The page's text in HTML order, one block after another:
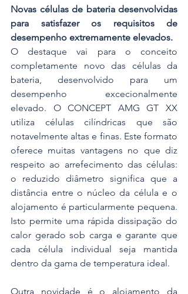
Novas células de bateria desenvolvidas
para satisfazer os requisitos de
desempenho extremamente elevados.
O destaque vai para o conceito
completamente novo das células da
bateria, desenvolvido para um
desempenho excecionalmente
elevado. O CONCEPT AMG GT XX
utiliza células cilíndricas que são
notavelmente altas e finas. Este formato
oferece muitas vantagens no que diz
respeito ao arrefecimento das células:
o reduzido diâmetro significa que a
distância entre o núcleo da célula e o
alojamento é particularmente pequena.
Isto permite uma rápida dissipação do
calor gerado sob carga e garante que
cada célula individual seja mantida
dentro da gama de temperatura ideal.
Outra novidade é o alojamento da